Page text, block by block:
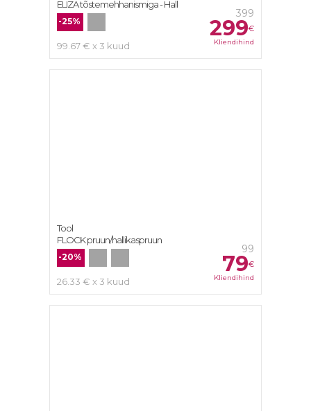
399
299€
Kliendihind
-25%
99.67 € x 3 kuud
ELIZA tõstemehhanismiga - Hall
99
79€
Kliendihind
-20%
26.33 € x 3 kuud
Tool
FLOCK pruun/hallikaspruun